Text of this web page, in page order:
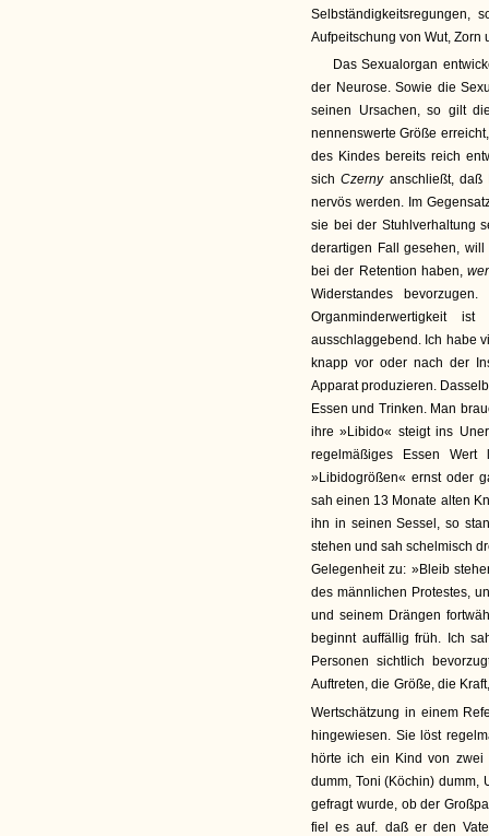
Selbständigkeits­regungen,
Aufpeitschung von Wut, Zorn
Das Sexualorgan
der Neurose. Sowie die
seinen Ursachen, so gilt
nennenswerte Größe
des Kindes bereits reich
sichCzerny anschließt, daß
nervös werden. Im
sie bei der Stuhlverhaltung
derartigen Fall gesehen,
bei der Retention haben,
Widerstandes
Organminderwertigkeit
ausschlaggebend. Ich habe
knapp vor oder nach der
Apparat produzieren.
Essen und Trinken. Man
ihre »Libido« steigt ins
regelmäßiges Essen
»Libidogrößen« ernst oder
sah einen 13 Monate alten
ihn in seinen Sessel, so
stehen und sah schelmisch
Gelegenheit zu: »Bleib
des männlichen Protestes,
und seinem Drängen
beginnt auffällig früh. Ich
Personen sichtlich
Auftreten, die Größe, die
Wertschätzung in einem
hingewiesen. Sie löst
hörte ich ein Kind von zwei
dumm, Toni (Köchin) dumm,
gefragt wurde, ob der
fiel es auf. daß er den